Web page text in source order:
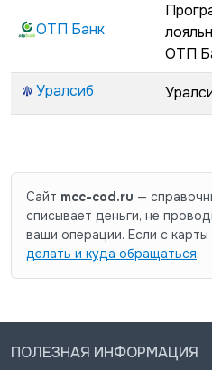
ОТП Банк
ОТП
Уралсиб
Сайт mcc-cod.ru —
списывает деньги, не
ваши операции. Если с
делать и куда обращаться.
ПОЛЕЗНАЯ ИНФОРМАЦИЯ